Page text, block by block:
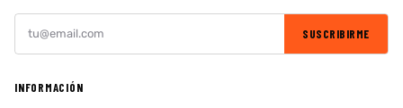
SUSCRIBIRME
INFORMACIÓN